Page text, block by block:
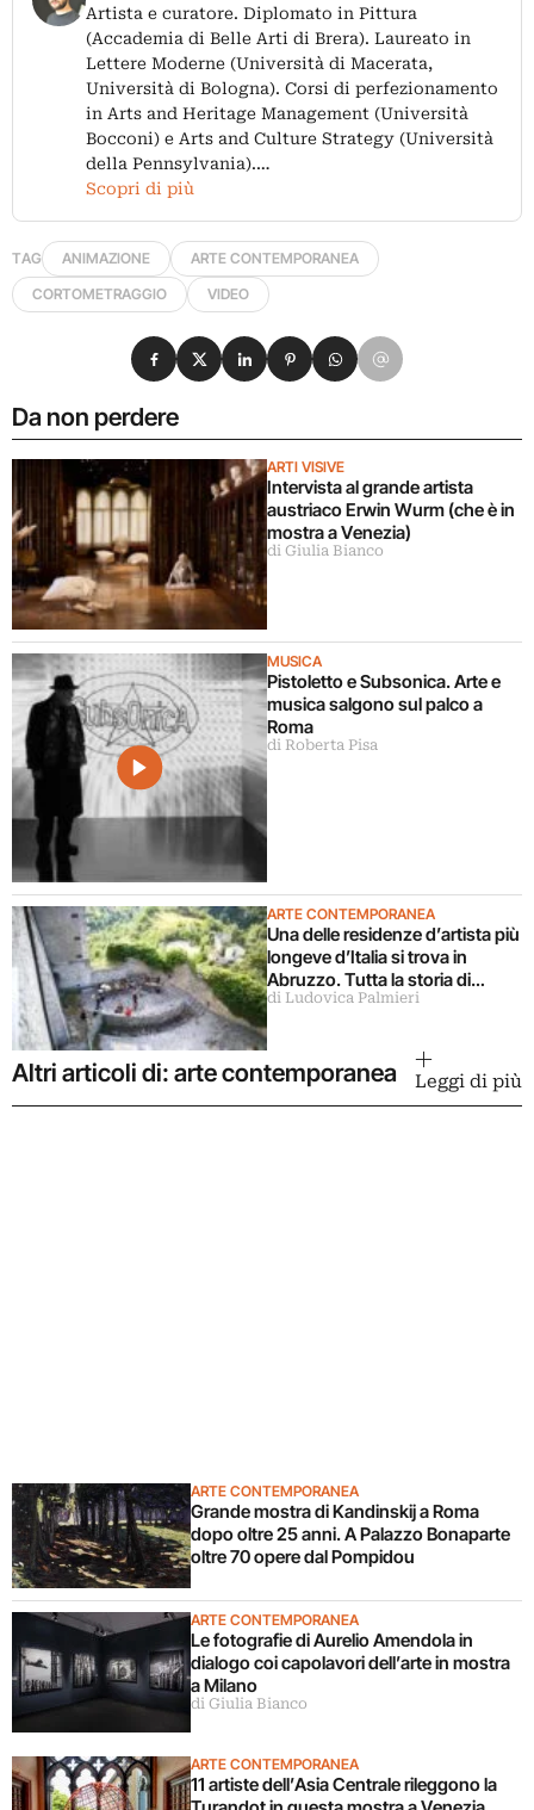
Artista e curatore. Diplomato in Pittura
(Accademia di Belle Arti di Brera). Laureato in
Lettere Moderne (Università di Macerata,
Università di Bologna). Corsi di perfezionamento
in Arts and Heritage Management (Università
Bocconi) e Arts and Culture Strategy (Università
della Pennsylvania).…
Scopri di più
TAG ANIMAZIONE
ARTE CONTEMPORANEA
CORTOMETRAGGIO
VIDEO
Da non perdere
ARTI VISIVE
Intervista al grande artista
austriaco Erwin Wurm (che è in
mostra a Venezia)
di Giulia Bianco
MUSICA
Pistoletto e Subsonica. Arte e
musica salgono sul palco a
Roma
di Roberta Pisa
ARTE CONTEMPORANEA
Una delle residenze d’artista più
longeve d’Italia si trova in
Abruzzo. Tutta la storia di
Ramo
di Ludovica Palmieri
Condividi su Facebook
Condividi su X
Condividi su LinkedIn
Condividi su Pinterest
Condividi su WhatsApp
Condividi su Email
Altri articoli di: arte contemporanea Leggi di più
ARTE CONTEMPORANEA
Grande mostra di Kandinskij a Roma
dopo oltre 25 anni. A Palazzo Bonaparte
oltre 70 opere dal Pompidou
ARTE CONTEMPORANEA
Le fotografie di Aurelio Amendola in
dialogo coi capolavori dell’arte in mostra
a Milano
di Giulia Bianco
ARTE CONTEMPORANEA
11 artiste dell’Asia Centrale rileggono la